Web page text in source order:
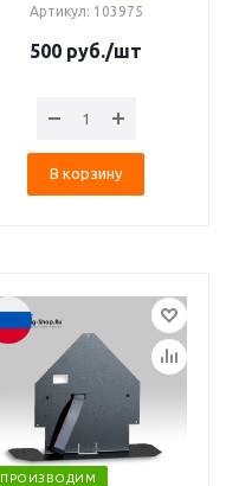
Артикул: 103975
500 руб./шт
В корзину
ПРОИЗВОДИМ